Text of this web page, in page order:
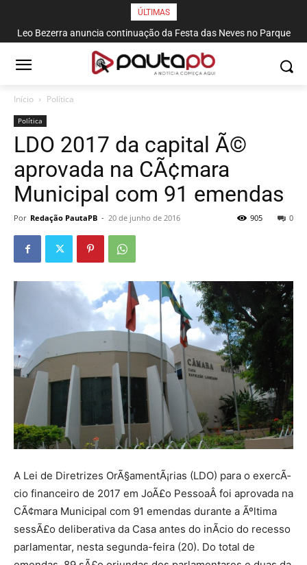
ÚLTIMAS
Leo Bezerra anuncia continuação da Festa das Neves no Parque
Solon de Lucena até domingo
Início Política
Política
LDO 2017 da capital Ã©
aprovada na CÃ¢mara
Municipal com 91 emendas
Por Redação PautaPB - 20 de junho de 2016 0
905
A Lei de Diretrizes OrÃ§amentÃ¡rias (LDO) para o exercÃ­
cio financeiro de 2017 em JoÃ£o PessoaÂ foi aprovada na
CÃ¢mara Municipal com 91 emendas durante a Ãºltima
sessÃ£o deliberativa da Casa antes do inÃ­cio do recesso
parlamentar, nesta segunda-feira (20). Do total de